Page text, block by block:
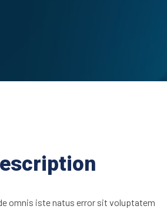
omnis iste natus error sit voluptatem